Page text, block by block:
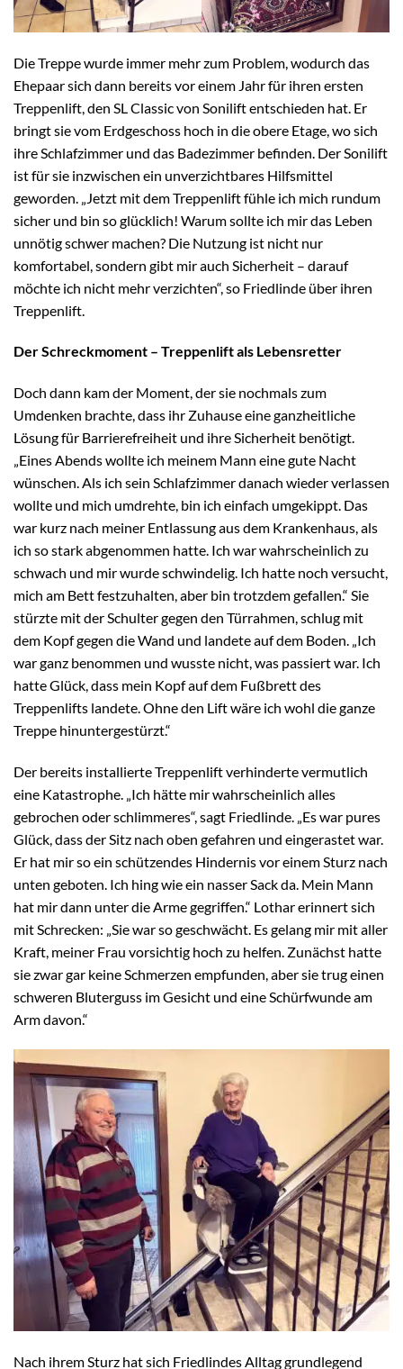
Die Treppe wurde immer mehr zum Problem, wodurch das
Ehepaar sich dann bereits vor einem Jahr für ihren ersten
Treppenlift, den SL Classic von Sonilift entschieden hat. Er
bringt sie vom Erdgeschoss hoch in die obere Etage, wo sich
ihre Schlafzimmer und das Badezimmer befinden. Der Sonilift
ist für sie inzwischen ein unverzichtbares Hilfsmittel
geworden. „Jetzt mit dem Treppenlift fühle ich mich rundum
sicher und bin so glücklich! Warum sollte ich mir das Leben
unnötig schwer machen? Die Nutzung ist nicht nur
komfortabel, sondern gibt mir auch Sicherheit – darauf
möchte ich nicht mehr verzichten“, so Friedlinde über ihren
Treppenlift.
Der Schreckmoment – Treppenlift als Lebensretter
Doch dann kam der Moment, der sie nochmals zum
Umdenken brachte, dass ihr Zuhause eine ganzheitliche
Lösung für Barrierefreiheit und ihre Sicherheit benötigt.
„Eines Abends wollte ich meinem Mann eine gute Nacht
wünschen. Als ich sein Schlafzimmer danach wieder verlassen
wollte und mich umdrehte, bin ich einfach umgekippt. Das
war kurz nach meiner Entlassung aus dem Krankenhaus, als
ich so stark abgenommen hatte. Ich war wahrscheinlich zu
schwach und mir wurde schwindelig. Ich hatte noch versucht,
mich am Bett festzuhalten, aber bin trotzdem gefallen.“ Sie
stürzte mit der Schulter gegen den Türrahmen, schlug mit
dem Kopf gegen die Wand und landete auf dem Boden. „Ich
war ganz benommen und wusste nicht, was passiert war. Ich
hatte Glück, dass mein Kopf auf dem Fußbrett des
Treppenlifts landete. Ohne den Lift wäre ich wohl die ganze
Treppe hinuntergestürzt.“
Der bereits installierte Treppenlift verhinderte vermutlich
eine Katastrophe. „Ich hätte mir wahrscheinlich alles
gebrochen oder schlimmeres“, sagt Friedlinde. „Es war pures
Glück, dass der Sitz nach oben gefahren und eingerastet war.
Er hat mir so ein schützendes Hindernis vor einem Sturz nach
unten geboten. Ich hing wie ein nasser Sack da. Mein Mann
hat mir dann unter die Arme gegriffen.“ Lothar erinnert sich
mit Schrecken: „Sie war so geschwächt. Es gelang mir mit aller
Kraft, meiner Frau vorsichtig hoch zu helfen. Zunächst hatte
sie zwar gar keine Schmerzen empfunden, aber sie trug einen
schweren Bluterguss im Gesicht und eine Schürfwunde am
Arm davon.“
Nach ihrem Sturz hat sich Friedlindes Alltag grundlegend